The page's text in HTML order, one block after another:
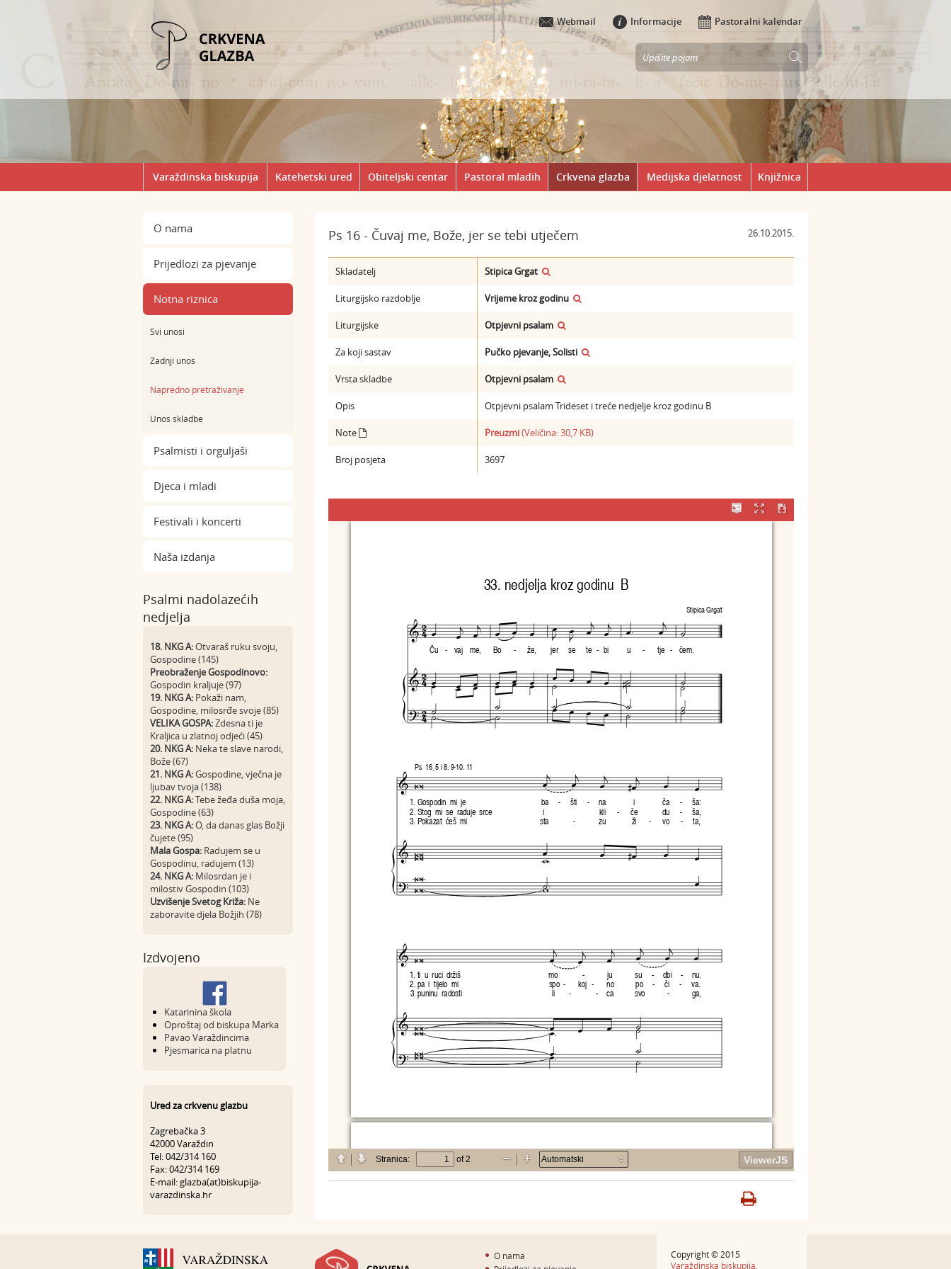
Webmail Informacije Pastoralni kalendar
Varaždinska biskupija Katehetski ured Obiteljski centar Pastoral mladih Crkvena glazba Medijska djelatnost Knjižnica
O nama
Prijedlozi za pjevanje
Notna riznica
Svi unosi
Zadnji unos
Napredno pretraživanje
Unos skladbe
Psalmisti i orguljaši
Djeca i mladi
Festivali i koncerti
Naša izdanja
Psalmi nadolazećih
nedjelja
18. NKG A:Otvaraš ruku svoju,
Gospodine (145)
Preobraženje Gospodinovo:
Gospodin kraljuje (97)
19. NKG A: Pokaži nam,
Gospodine, milosrđe svoje (85)
VELIKA GOSPA:Zdesna ti je
Kraljica u zlatnoj odjeći (45)
20. NKG A: Neka te slave narodi,
Bože (67)
21. NKG A:Gospodine, vječna je
ljubav tvoja (138)
22. NKG A:Tebe žeđa duša moja,
Gospodine (63)
23. NKG A:O, da danas glas Božji
čujete (95)
Mala Gospa: Radujem se u
Gospodinu, radujem (13)
24. NKG A: Milosrdan je i
milostiv Gospodin (103)
Uzvišenje Svetog Križa: Ne
zaboravite djela Božjih (78)
Izdvojeno
Katarinina škola
Oproštaj od biskupa Marka
Pavao Varaždincima
Pjesmarica na platnu
Ured za crkvenu glazbu
Zagrebačka 3
42000 Varaždin
Tel: 042/314 160
Fax: 042/314 169
E-mail: glazba(at)biskupija-
varazdinska.hr
Ps 16 - Čuvaj me, Bože, jer se tebi utječem 26.10.2015.
Skladatelj Stipica Grgat
Liturgijsko razdoblje Vrijeme kroz godinu
Liturgijske Otpjevni psalam
Za koji sastav Pučko pjevanje, Solisti
Vrsta skladbe Otpjevni psalam
Opis Otpjevni psalam Trideset i treće nedjelje kroz godinu B
Note Preuzmi(Veličina: 30,7 KB)
Broj posjeta 3697
O nama
Copyright © 2015
Varaždinska biskupija.